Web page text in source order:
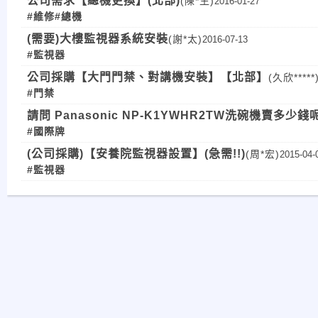
#維修#總機
(需要)大樓監視器系統安裝(謝*太) 2016-07-13
#監視器
公司採購【大門門禁、對講機安裝】【北部】 (久欣
#門禁
請問 Panasonic NP-K1YWHR2TW洗碗機賣多少錢
#國際牌
(公司採購)【安養院監視器設置】(急需!!)(周*宏) 2015-04-
#監視器